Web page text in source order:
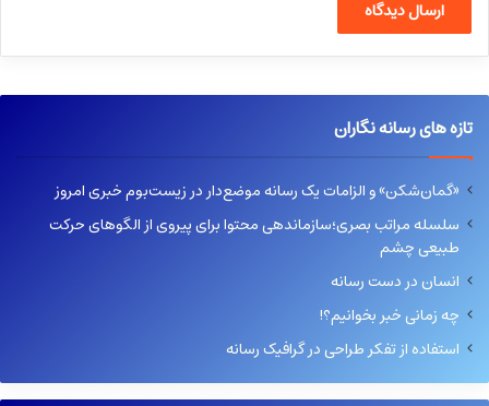
تازه های رسانه نگاران
«گمان‌شکن» و الزامات یک رسانه موضع‌دار در زیست‌بوم خبری امروز
سلسله مراتب بصری؛سازماندهی محتوا برای پیروی از الگوهای حرکت
طبیعی چشم
انسان در دست رسانه
چه زمانی خبر بخوانیم؟!
استفاده از تفکر طراحی در گرافیک رسانه